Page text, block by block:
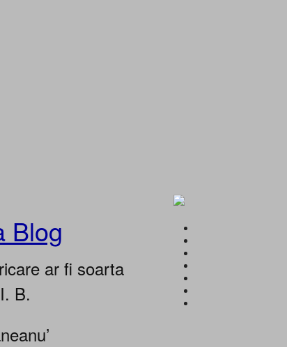
Blog
ar fi soarta
B.